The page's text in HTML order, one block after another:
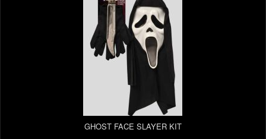
GHOST FACE SLAYER KIT